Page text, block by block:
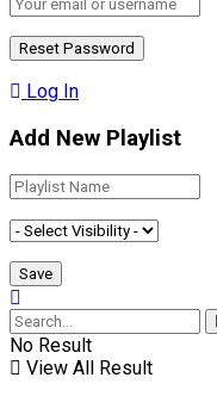
Log In
Add New Playlist
No Result
View All Result